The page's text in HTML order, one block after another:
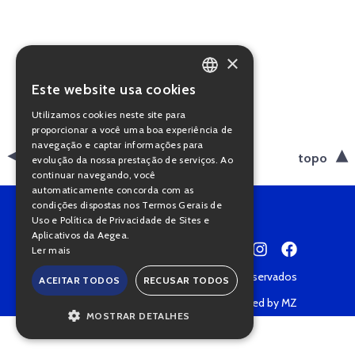
voltar topo
Copyright © 2022 • Todos os direitos reservados
Powered by MZ
PORTUGUESE
×
Este website usa cookies
Utilizamos cookies neste site para
proporcionar a você uma boa experiência de
navegação e captar informações para
evolução da nossa prestação de serviços. Ao
continuar navegando, você
automaticamente concorda com as
condições dispostas nos Termos Gerais de
Uso e Política de Privacidade de Sites e
Aplicativos da Aegea.
Ler mais
ACEITAR TODOS RECUSAR TODOS
MOSTRAR DETALHES